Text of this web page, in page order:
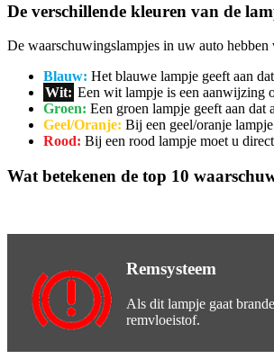
De verschillende kleuren van de
De waarschuwingslampjes in uw auto
Blauw: Het blauwe lampje geeft aan
Wit: Een wit lampje is een aanwijzing
Groen: Een groen lampje geeft aan dat
Geel/Oranje: Bij een geel/oranje
Rood: Bij een rood lampje moet u
Wat betekenen de top 10
Remsysteem
Als dit lampje gaat
remvloeistof.